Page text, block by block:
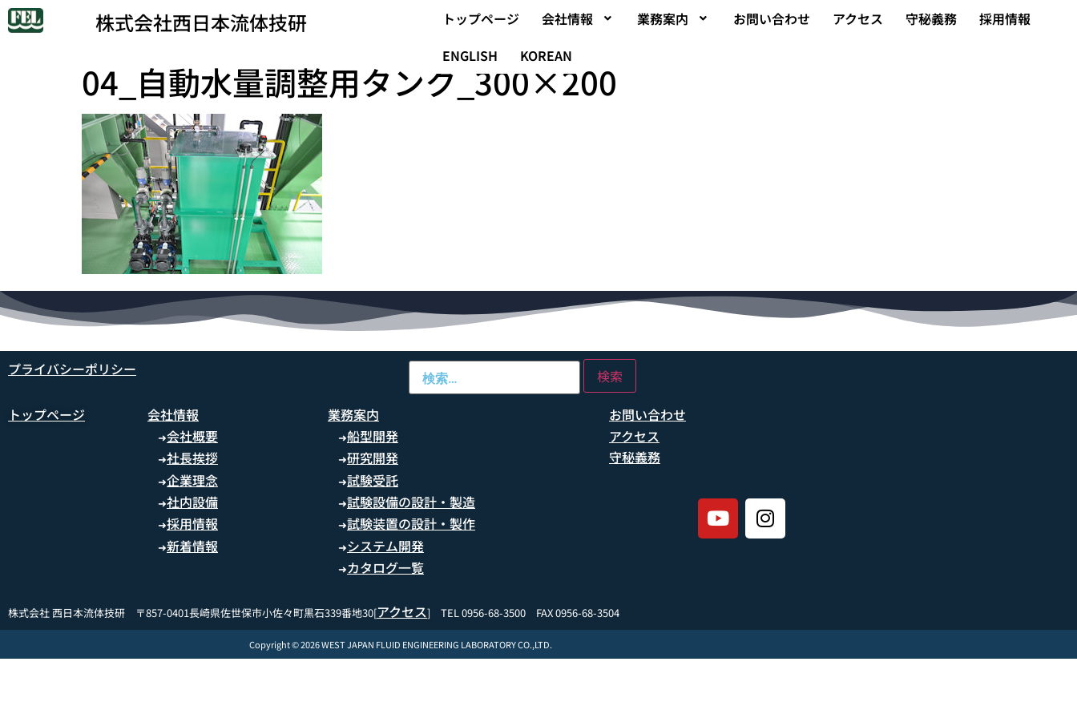
トップページ 会社情報 業務案内 お問い合わせ アクセス 守秘義務
採用情報
ENGLISH
KOREAN
株式会社西日本流体技研
04_自動水量調整用タンク_300×200
プライバシーポリシー
トップページ 会社情報
➜会社概要
➜社長挨拶
➜企業理念
➜社内設備
➜採用情報
➜新着情報
業務案内
➜船型開発
➜研究開発
➜試験受託
➜試験設備の設計・製造
➜試験装置の設計・製作
➜システム開発
➜カタログ一覧
お問い合わせ
アクセス
守秘義務
株式会社 西日本流体技研 〒857-0401長崎県佐世保市小佐々町黒石339番地30[アクセス] TEL 0956-68-3500 FAX 0956-68-3504
Copyright © 2026 WEST JAPAN FLUID ENGINEERING LABORATORY CO.,LTD.